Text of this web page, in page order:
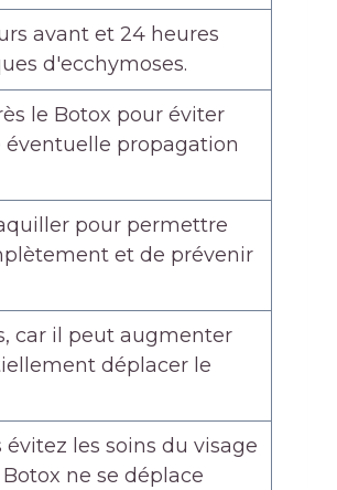
avant et 24 heures
d'ecchymoses.
le Botox pour éviter
propagation
pour permettre
et de prévenir
car il peut augmenter
déplacer le
les soins du visage
ne se déplace